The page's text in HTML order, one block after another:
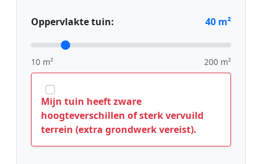
Oppervlakte tuin: 40 m²
10 m² 200 m²
Mijn tuin heeft zware
hoogteverschillen of sterk vervuild
terrein (extra grondwerk vereist).